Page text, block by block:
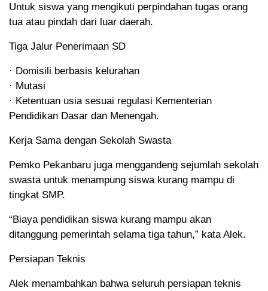
Untuk siswa yang mengikuti perpindahan tugas orang
tua atau pindah dari luar daerah.
Tiga Jalur Penerimaan SD
· Domisili berbasis kelurahan
· Mutasi
· Ketentuan usia sesuai regulasi Kementerian
Pendidikan Dasar dan Menengah.
Kerja Sama dengan Sekolah Swasta
Pemko Pekanbaru juga menggandeng sejumlah sekolah
swasta untuk menampung siswa kurang mampu di
tingkat SMP.
“Biaya pendidikan siswa kurang mampu akan
ditanggung pemerintah selama tiga tahun,” kata Alek.
Persiapan Teknis
Alek menambahkan bahwa seluruh persiapan teknis